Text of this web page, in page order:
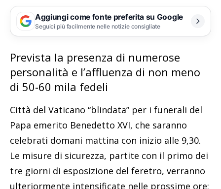
Aggiungi come fonte preferita su Google
Seguici più facilmente nelle notizie consigliate
Prevista la presenza di numerose
personalità e l’affluenza di non meno
di 50-60 mila fedeli
Città del Vaticano “blindata” per i funerali del
Papa emerito Benedetto XVI, che saranno
celebrati domani mattina con inizio alle 9,30.
Le misure di sicurezza, partite con il primo dei
tre giorni di esposizione del feretro, verranno
ulteriormente intensificate nelle prossime ore: